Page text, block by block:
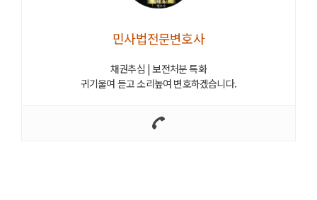
민사법전문변호사
채권추심 | 보전처분 특화
귀기울여 듣고 소리높여 변호하겠습니다.